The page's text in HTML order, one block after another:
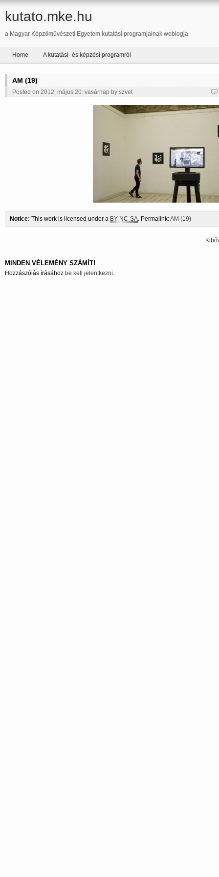
kutato.mke.hu
a Magyar Képzőművészeti Egyetem kutatási programjainak weblogja
Home A kutatási- és képzési programról
AM (19)
Posted on 2012. május 20. vasárnap by szvet
Notice: This work is licensed under a BY-NC-SA. Permalink:AM (19)
MINDEN VÉLEMÉNY SZÁMÍT!
Hozzászólás írásához be kell jelentkezni.